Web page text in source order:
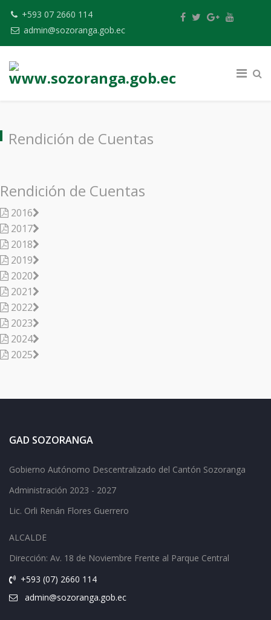
+593 07 2660 114
admin@sozoranga.gob.ec
Rendición de Cuentas
Rendición de Cuentas
2016
2017
2018
2019
2020
2021
2022
2023
2024
2025
GAD SOZORANGA
Gobierno Autónomo Descentralizado del Cantón Sozoranga
Administración 2023 - 2027
Lic. Orli Renán Flores Guerrero
ALCALDE
Dirección: Av. 18 de Noviembre Frente al Parque Central
+593 (07) 2660 114
admin@sozoranga.gob.ec